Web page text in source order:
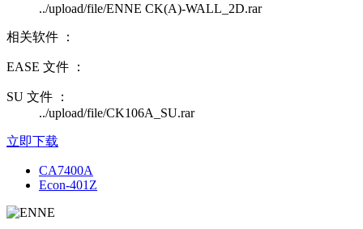
../upload/file/ENNE CK(A)-WALL_2D.rar
相关软件 ：
EASE 文件 ：
SU 文件 ：
../upload/file/CK106A_SU.rar
立即下载
CA7400A
Econ-401Z